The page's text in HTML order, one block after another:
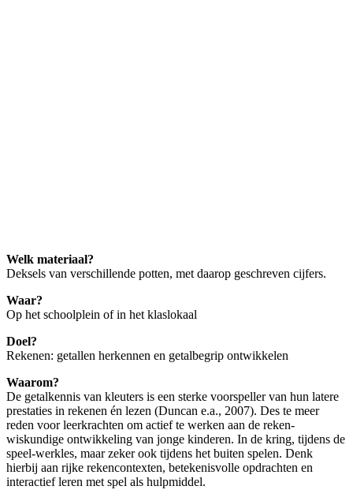
Welk materiaal?
Deksels van verschillende potten, met daarop geschreven cijfers.
Waar?
Op het schoolplein of in het klaslokaal
Doel?
Rekenen: getallen herkennen en getalbegrip ontwikkelen
Waarom?
De getalkennis van kleuters is een sterke voorspeller van hun latere
prestaties in rekenen én lezen (Duncan e.a., 2007). Des te meer
reden voor leerkrachten om actief te werken aan de reken-
wiskundige ontwikkeling van jonge kinderen. In de kring, tijdens de
speel-werkles, maar zeker ook tijdens het buiten spelen. Denk
hierbij aan rijke rekencontexten, betekenisvolle opdrachten en
interactief leren met spel als hulpmiddel.